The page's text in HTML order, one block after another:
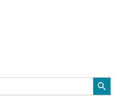
Search Button